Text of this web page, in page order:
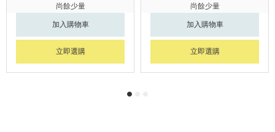
尚餘少量
加入購物車
立即選購
尚餘少量
加入購物車
立即選購